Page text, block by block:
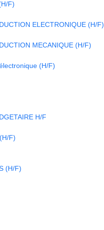
F)
ELECTRONIQUE (H/F)
MECANIQUE (H/F)
(H/F)
H/F
F)
(H/F)